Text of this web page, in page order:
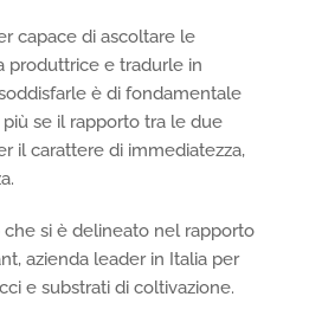
capace di ascoltare le
produttrice e tradurle in
è di fondamentale
se il rapporto tra le due
il carattere di immediatezza,
si è delineato nel rapporto
azienda leader in Italia per
e substrati di coltivazione.